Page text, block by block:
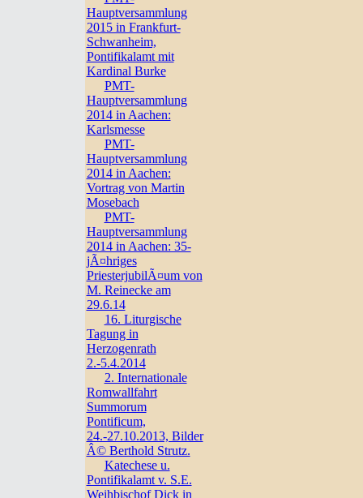
Hauptversammlung
2015 in Frankfurt-
Schwanheim,
Pontifikalamt mit
Kardinal Burke
PMT-
Hauptversammlung
2014 in Aachen:
Karlsmesse
PMT-
Hauptversammlung
2014 in Aachen:
Vortrag von Martin
Mosebach
PMT-
Hauptversammlung
2014 in Aachen: 35-
jÃ¤hriges
PriesterjubilÃ¤um von
M. Reinecke am
29.6.14
16. Liturgische
Tagung in
Herzogenrath
2.-5.4.2014
2. Internationale
Romwallfahrt
Summorum
Pontificum,
24.-27.10.2013, Bilder
Â© Berthold Strutz.
Katechese u.
Pontifikalamt v. S.E.
Weihbischof Dick in